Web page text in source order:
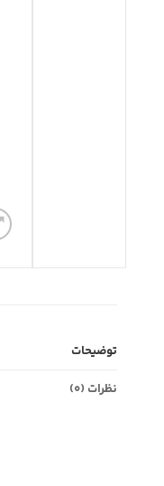
توضیحات
نظرات (0)